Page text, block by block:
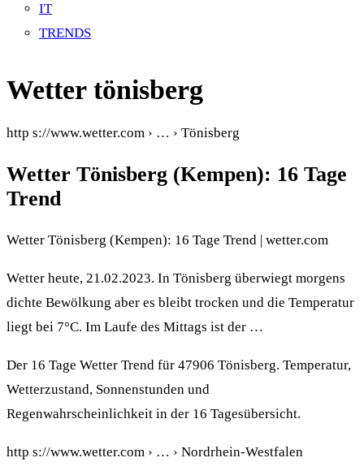
IT
TRENDS
Wetter tönisberg
http s://www.wetter.com › … › Tönisberg
Wetter Tönisberg (Kempen): 16 Tage
Trend
Wetter Tönisberg (Kempen): 16 Tage Trend | wetter.com
Wetter heute, 21.02.2023. In Tönisberg überwiegt morgens
dichte Bewölkung aber es bleibt trocken und die Temperatur
liegt bei 7°C. Im Laufe des Mittags ist der …
Der 16 Tage Wetter Trend für 47906 Tönisberg. Temperatur,
Wetterzustand, Sonnenstunden und
Regenwahrscheinlichkeit in der 16 Tagesübersicht.
http s://www.wetter.com › … › Nordrhein-Westfalen